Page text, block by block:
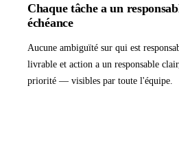
Chaque tâche a un
échéance
Aucune ambiguïté sur qui est
livrable et action a un responsable
priorité — visibles par toute l'équipe.